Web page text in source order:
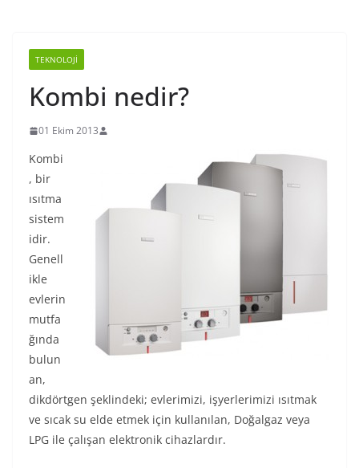
TEKNOLOJI
Kombi nedir?
01 Ekim 2013
Kombi
, bir
ısıtma
sistem
idir.
Genell
ikle
evlerin
mutfa
ğında
bulun
an,
dikdörtgen şeklindeki; evlerimizi, işyerlerimizi ısıtmak
ve sıcak su elde etmek için kullanılan, Doğalgaz veya
LPG ile çalışan elektronik cihazlardır.